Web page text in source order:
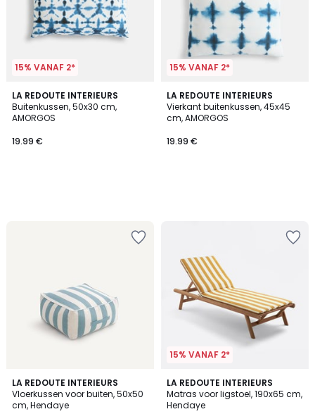
15% VANAF 2*
LA REDOUTE INTERIEURS
Buitenkussen, 50x30 cm,
AMORGOS
19.99 €
15% VANAF 2*
LA REDOUTE INTERIEURS
Vierkant buitenkussen, 45x45
cm, AMORGOS
19.99 €
LA REDOUTE INTERIEURS
Vloerkussen voor buiten, 50x50
cm, Hendaye
2
Kleuren
15% VANAF 2*
LA REDOUTE INTERIEURS
Matras voor ligstoel, 190x65 cm,
Hendaye
3
/
5
2
Kleuren